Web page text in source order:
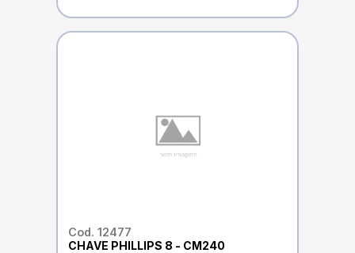
Cod. 12477
CHAVE PHILLIPS 8 - CM240